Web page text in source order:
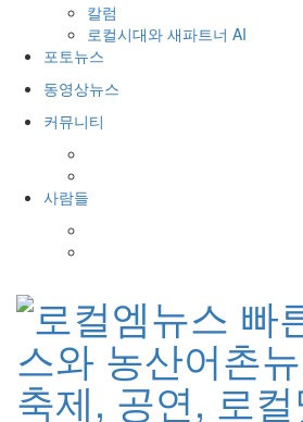
칼럼
로컬시대와 새파트너 AI
포토뉴스
동영상뉴스
커뮤니티
사람들